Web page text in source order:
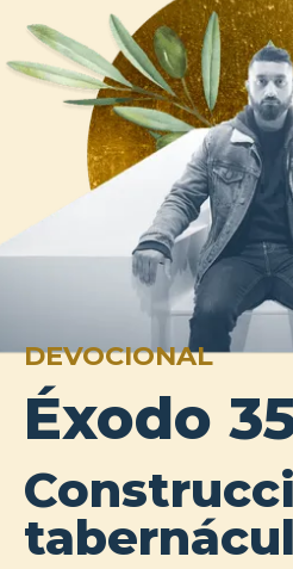
DEVOCIONAL
Éxodo